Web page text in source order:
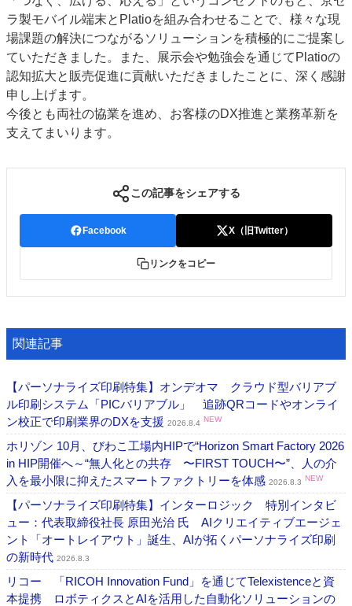
ラ製モバイル端末とPlatioを組み合わせることで、様々な現
場課題の解決につながるソリューションを積極的にご提案し
ていただきました。また、展示会や勉強会を通じてPlatioの
認知拡大と販売促進に貢献いただきましたことに、深く感謝
申し上げます。
今後とも両社の協業を進め、お客様のDX推進と業務革新を
支えてまいります。
この記事をシェアする
Facebook X（旧Twitter）
リンクをコピー
関連記事
【パーソナライズ印刷特集】オンデオマ クラウド型バリアブ
ル印刷システム「PICバリアブル」 追跡QRコードやオンライ
ン校正で印刷業界のDXを支援 2026.8.4 NEW
ホリゾン 10月、びわこ工場内HIPで“Horizon Smart Factory 2026
in HIP開催へ～“無人化との共存 〜FIRST TOUCH〜”、人の介
入を最小限に抑えたスマートファクトリーを体感 2026.8.3 NEW
【パーソナライズ印刷特集】インターロジック 特別インタビ
ュー：代表取締役社長 原田光治 氏 AIクリエイティブエージェ
ント「オートレイアウト」誕生、AIが拓くパーソナライズ印刷
の新時代 2026.8.3
リコー 「RICOH Innovation Fund」を通じてTelexistenceと資
本提携 ロボティクスとAIを活用した自動化ソリューションの